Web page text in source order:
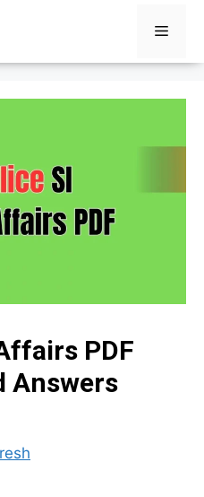
Menu
PDF
Answers